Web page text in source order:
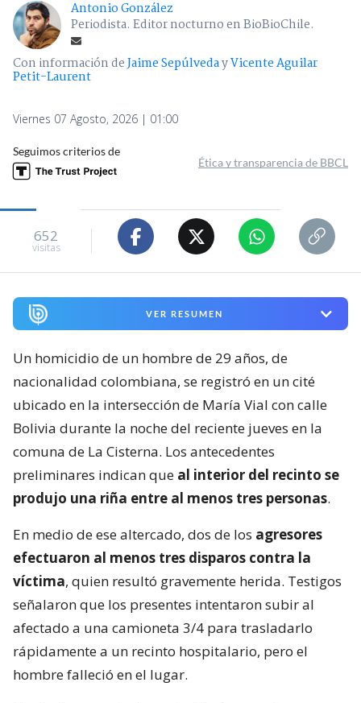
Antonio González
Periodista. Editor nocturno en BioBioChile.
Con información deJaime SepúlvedayVicente Aguilar
Petit-Laurent
Viernes 07 Agosto, 2026 | 01:00
Seguimos criterios de
Ética y transparencia de BBCL
652
visitas
VER RESUMEN
Un homicidio de un hombre de 29 años, de
nacionalidad colombiana, se registró en un cité
ubicado en la intersección de María Vial con calle
Bolivia durante la noche del reciente jueves en la
comuna de La Cisterna. Los antecedentes
preliminares indican que al interior del recinto se
produjo una riña entre al menos tres personas.
En medio de ese altercado, dos de los agresores
efectuaron al menos tres disparos contra la
víctima, quien resultó gravemente herida. Testigos
señalaron que los presentes intentaron subir al
afectado a una camioneta 3/4 para trasladarlo
rápidamente a un recinto hospitalario, pero el
hombre falleció en el lugar.